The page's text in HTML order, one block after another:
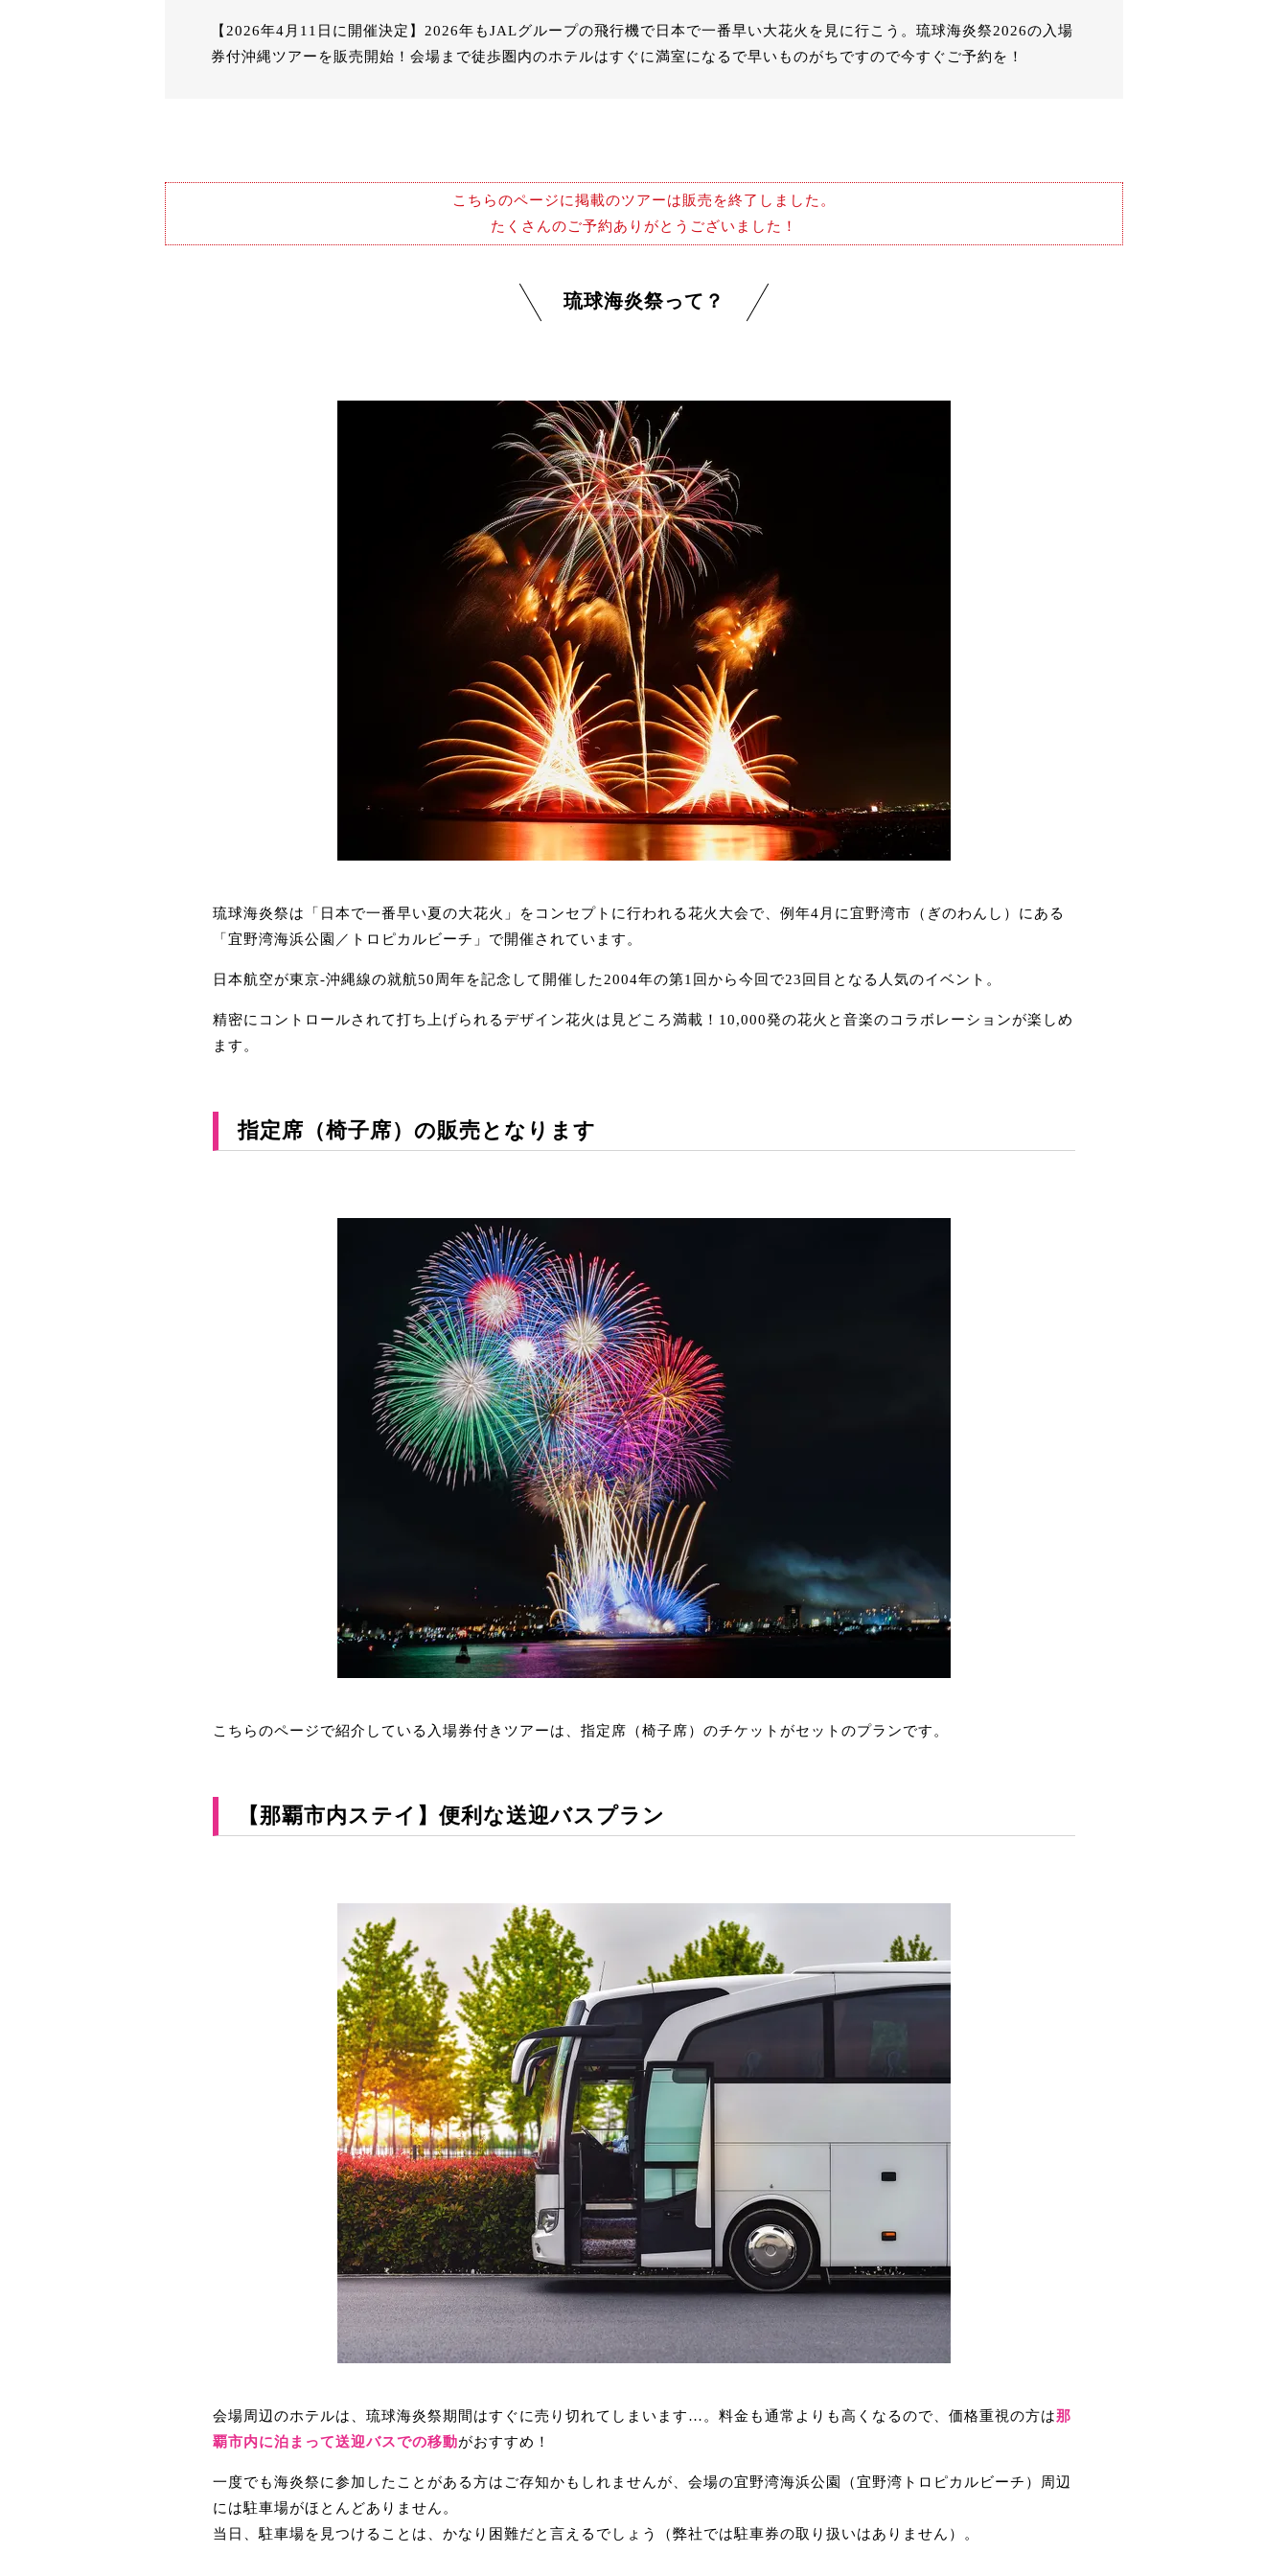
【2026年4月11日に開催決定】2026年もJALグループの飛行機で日本で一番早い大花火を見に行こう。琉球海炎祭2026の入場
券付沖縄ツアーを販売開始！会場まで徒歩圏内のホテルはすぐに満室になるで早いものがちですので今すぐご予約を！
こちらのページに掲載のツアーは販売を終了しました。
たくさんのご予約ありがとうございました！
琉球海炎祭って？
琉球海炎祭は「日本で一番早い夏の大花火」をコンセプトに行われる花火大会で、例年4月に宜野湾市（ぎのわんし）にある
「宜野湾海浜公園／トロピカルビーチ」で開催されています。
日本航空が東京-沖縄線の就航50周年を記念して開催した2004年の第1回から今回で23回目となる人気のイベント。
精密にコントロールされて打ち上げられるデザイン花火は見どころ満載！10,000発の花火と音楽のコラボレーションが楽しめ
ます。
指定席（椅子席）の販売となります
こちらのページで紹介している入場券付きツアーは、指定席（椅子席）のチケットがセットのプランです。
【那覇市内ステイ】便利な送迎バスプラン
会場周辺のホテルは、琉球海炎祭期間はすぐに売り切れてしまいます…。料金も通常よりも高くなるので、価格重視の方は那
覇市内に泊まって送迎バスでの移動がおすすめ！
一度でも海炎祭に参加したことがある方はご存知かもしれませんが、会場の宜野湾海浜公園（宜野湾トロピカルビーチ）周辺
には駐車場がほとんどありません。
当日、駐車場を見つけることは、かなり困難だと言えるでしょう（弊社では駐車券の取り扱いはありません）。